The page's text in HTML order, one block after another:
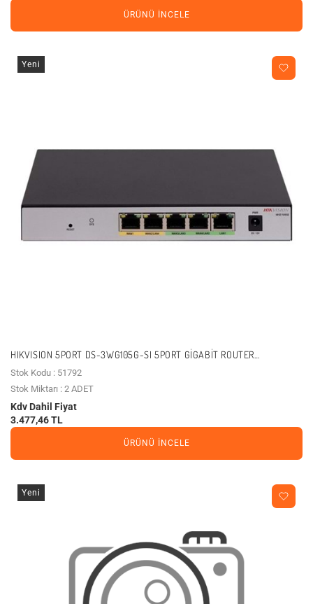
ÜRÜNÜ İNCELE
Yeni
HIKVISION 5PORT DS-3WG105G-SI 5PORT GIGABIT ROUTER
100KULLANICIYA KADAR
Stok Kodu : 51792
Stok Miktarı : 2 ADET
Kdv Dahil Fiyat
3.477,46 TL
ÜRÜNÜ İNCELE
Yeni